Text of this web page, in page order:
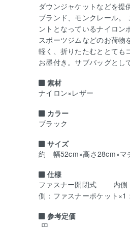
ダウンジャケットなどを提
ブランド、モンクレール。
ントとなっているナイロン
スポーツジムなどのお荷物
軽く、折りたたむととても
お墨付き。サブバッグとし
素材
ナイロン×レザー
カラー
ブラック
サイズ
約 幅52cm×高さ28cm×マ
仕様
ファスナー開閉式 内
側：ファスナーポケット×1
参考定価